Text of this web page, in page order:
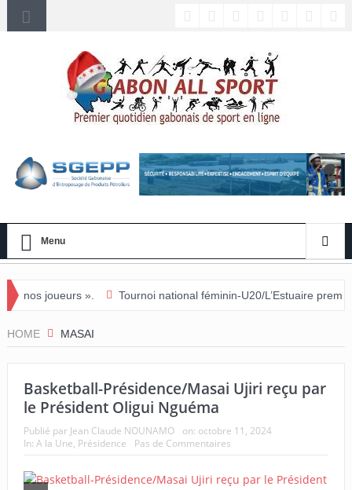
Menu
Tournoi national féminin-U20/L’Estuaire première équipe
HOME MASAI
Basketball-Présidence/Masai Ujiri reçu par
le Président Oligui Nguéma
Publié par Jean Claude NOUNAMO on: octobre 11, 2024
In: A la Une, Présidence Pas de Commentaires